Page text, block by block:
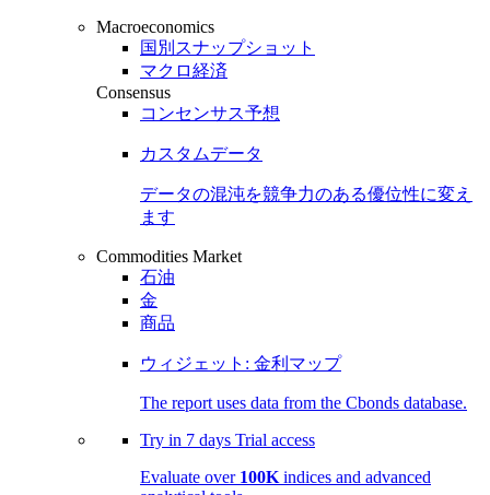
Macroeconomics
国別スナップショット
マクロ経済
Consensus
コンセンサス予想
カスタムデータ
データの混沌を競争力のある優位性に変え
ます
Commodities Market
石油
金
商品
ウィジェット: 金利マップ
The report uses data from the Cbonds database.
Try in 7 days Trial access
Evaluate over 100K indices and advanced